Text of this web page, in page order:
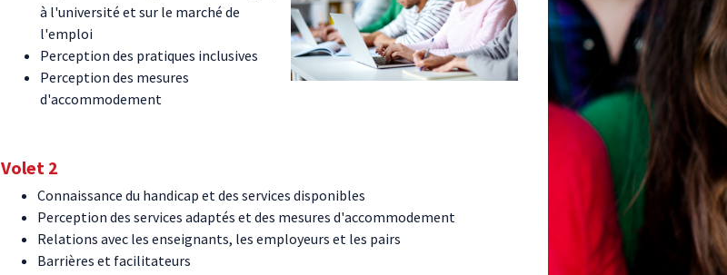
à l'université et sur le marché de
l'emploi
Perception des pratiques inclusives
Perception des mesures
d'accommodement
Volet 2
Connaissance du handicap et des services disponibles
Perception des services adaptés et des mesures d'accommodement
Relations avec les enseignants, les employeurs et les pairs
Barrières et facilitateurs